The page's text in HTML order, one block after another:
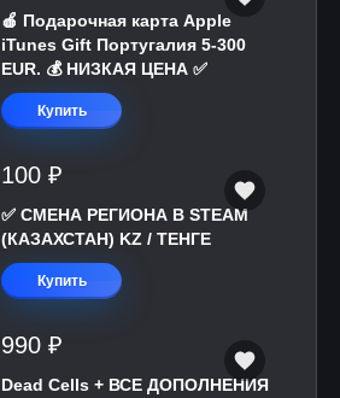
🍎 Подарочная карта Apple
iTunes Gift Португалия 5-300
EUR. 💰 НИЗКАЯ ЦЕНА ✅
Купить
100 ₽
✅ СМЕНА РЕГИОНА В STEAM
(КАЗАХСТАН) KZ / ТЕНГЕ
Купить
990 ₽
Dead Cells + ВСЕ ДОПОЛНЕНИЯ